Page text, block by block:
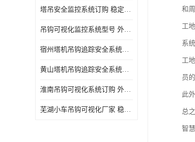
塔吊安全监控系统订购 稳定性高 结构清晰稳定
吊钩可视化监控系统型号 外观简洁大方 信号稳定 抗干扰性强
宿州塔机吊钩追踪安全系统厂家 提高工作效率 结构清晰稳定
黄山塔机吊钩追踪安全系统价格 可远程查看 减少盲吊引发的事故
淮南吊钩可视化系统订购 外观简洁大方 体积小 占用空间小
芜湖小车吊钩可视化厂家 稳定性高 可视吊装 降低盲吊风险
和
工
系
工
员
此
总
智